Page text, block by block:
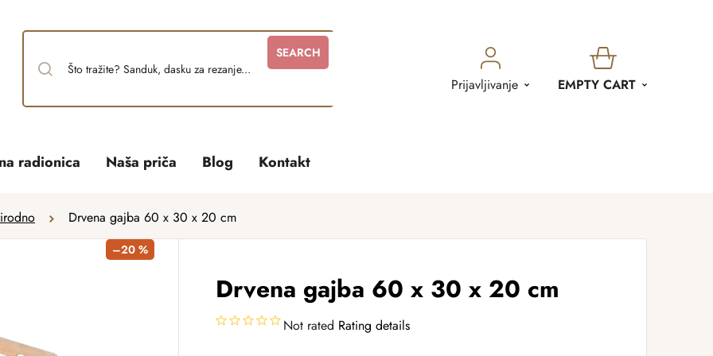
SEARCH
Prijavljivanje
SHOPPING
EMPTY CART
radionica Naša priča Blog Kontakt
Drvena gajba 60 x 30 x 20 cm
Drvena gajba 60 x 30 x 20 cm
Not rated Rating details
–20 %